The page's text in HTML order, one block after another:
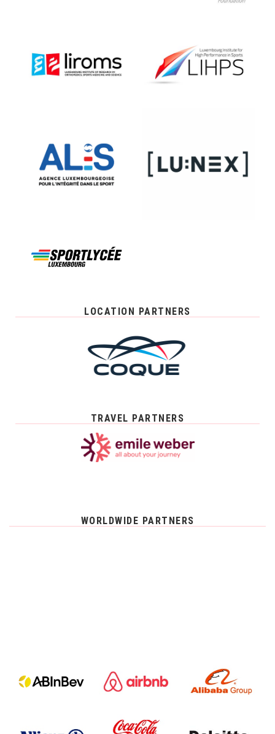
LOCATION PARTNERS
TRAVEL PARTNERS
WORLDWIDE PARTNERS